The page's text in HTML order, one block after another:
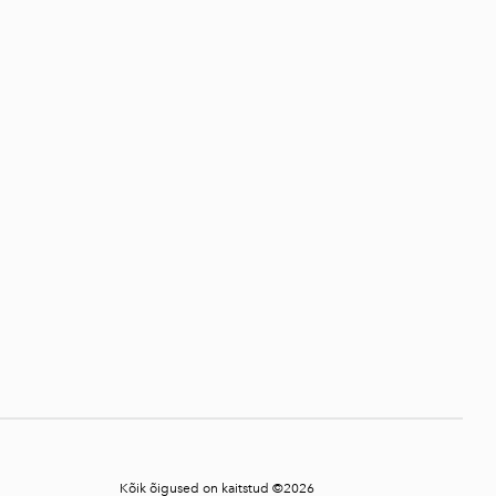
Kõik õigused on kaitstud ©2026